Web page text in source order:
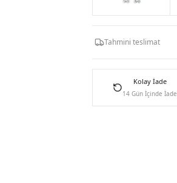
Tahmini teslimat
Kolay İade
14 Gün İçinde İade